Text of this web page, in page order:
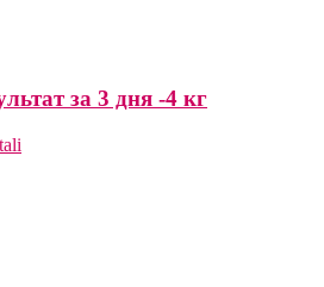
за 3 дня -4 кг